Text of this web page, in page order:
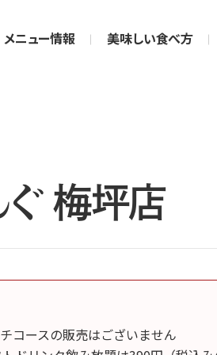
メニュー情報 美味しい食べ方
梅坪店
コースの販売はございません